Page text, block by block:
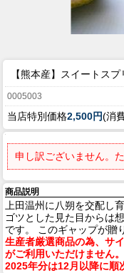
【熊本産】 スイートス
0005003
当店特別価格2,500円(消
申し訳ございません。
商品説明
上田温州に八朔を交配し
ゴツとした見た目からは
です。 このギャップが贈
生産者厳選商品の為、サ
がご利用いただけません
2025年分は12月以降に順